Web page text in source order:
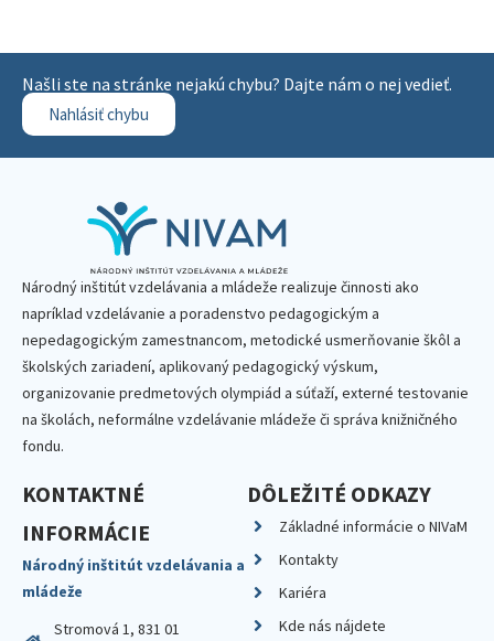
Našli ste na stránke nejakú chybu? Dajte nám o nej vedieť.
Nahlásiť chybu
Národný inštitút vzdelávania a mládeže realizuje činnosti ako
napríklad vzdelávanie a poradenstvo pedagogickým a
nepedagogickým zamestnancom, metodické usmerňovanie škôl a
školských zariadení, aplikovaný pedagogický výskum,
organizovanie predmetových olympiád a súťaží, externé testovanie
na školách, neformálne vzdelávanie mládeže či správa knižničného
fondu.
KONTAKTNÉ
INFORMÁCIE
Národný inštitút vzdelávania a
mládeže
Stromová 1, 831 01
DÔLEŽITÉ ODKAZY
Základné informácie o NIVaM
Kontakty
Kariéra
Kde nás nájdete